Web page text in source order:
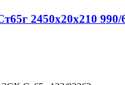
2450x20x210 990/